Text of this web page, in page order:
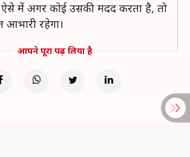
में अगर कोई उसकी मदद करता है, तो
रहेगा।
आपने पूरा पढ़ लिया है